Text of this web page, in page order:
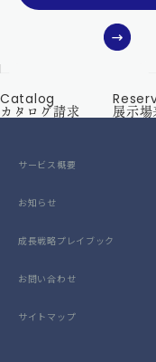
Catalog
カタログ請求 展示
サービス概要
お知らせ
成長戦略プレイブック
お問い合わせ
サイトマップ